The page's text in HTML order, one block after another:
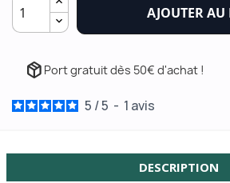
AJOUTER AU
package_2 Port gratuit dès 50€ d'achat !
5 /5 - 1 avis
DESCRIPTION